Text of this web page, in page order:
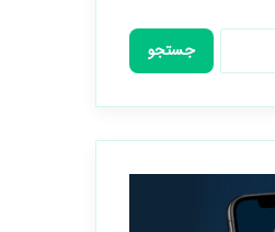
جستجو
برای: